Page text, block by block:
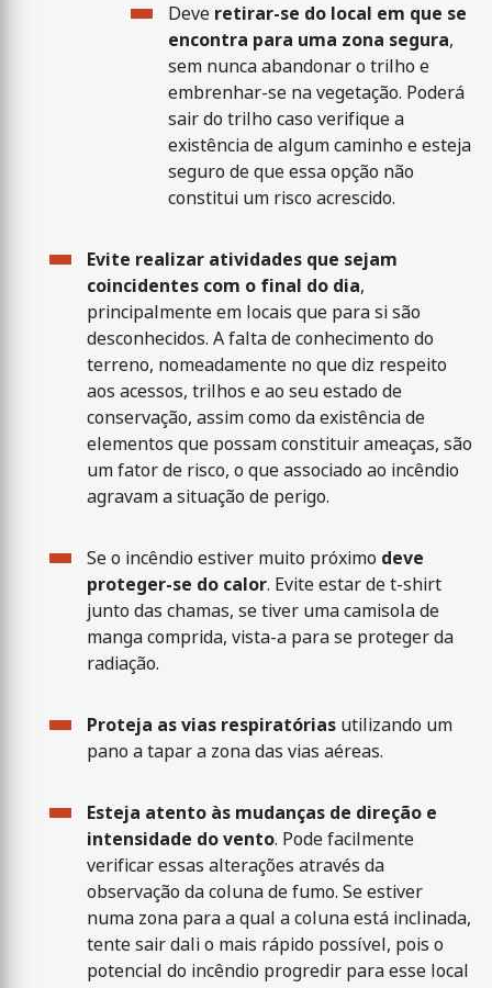
Deve retirar-se do local em que se
encontra para uma zona segura,
sem nunca abandonar o trilho e
embrenhar-se na vegetação. Poderá
sair do trilho caso verifique a
existência de algum caminho e esteja
seguro de que essa opção não
constitui um risco acrescido.
Evite realizar atividades que sejam
coincidentes com o final do dia,
principalmente em locais que para si são
desconhecidos. A falta de conhecimento do
terreno, nomeadamente no que diz respeito
aos acessos, trilhos e ao seu estado de
conservação, assim como da existência de
elementos que possam constituir ameaças, são
um fator de risco, o que associado ao incêndio
agravam a situação de perigo.
Se o incêndio estiver muito próximo deve
proteger-se do calor. Evite estar de t-shirt
junto das chamas, se tiver uma camisola de
manga comprida, vista-a para se proteger da
radiação.
Proteja as vias respiratórias utilizando um
pano a tapar a zona das vias aéreas.
Esteja atento às mudanças de direção e
intensidade do vento. Pode facilmente
verificar essas alterações através da
observação da coluna de fumo. Se estiver
numa zona para a qual a coluna está inclinada,
tente sair dali o mais rápido possível, pois o
potencial do incêndio progredir para esse local